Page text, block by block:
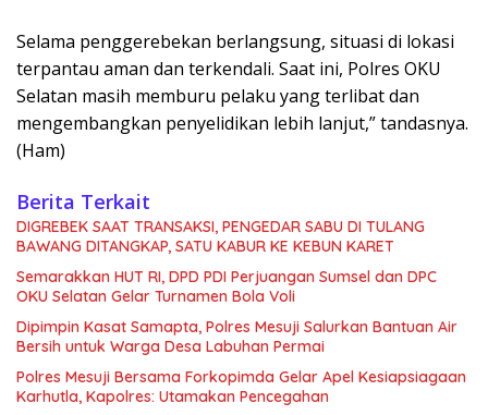
Selama penggerebekan berlangsung, situasi di lokasi
terpantau aman dan terkendali. Saat ini, Polres OKU
Selatan masih memburu pelaku yang terlibat dan
mengembangkan penyelidikan lebih lanjut,” tandasnya.
(Ham)
Berita Terkait
DIGREBEK SAAT TRANSAKSI, PENGEDAR SABU DI TULANG
BAWANG DITANGKAP, SATU KABUR KE KEBUN KARET
Semarakkan HUT RI, DPD PDI Perjuangan Sumsel dan DPC
OKU Selatan Gelar Turnamen Bola Voli
Dipimpin Kasat Samapta, Polres Mesuji Salurkan Bantuan Air
Bersih untuk Warga Desa Labuhan Permai
Polres Mesuji Bersama Forkopimda Gelar Apel Kesiapsiagaan
Karhutla, Kapolres: Utamakan Pencegahan